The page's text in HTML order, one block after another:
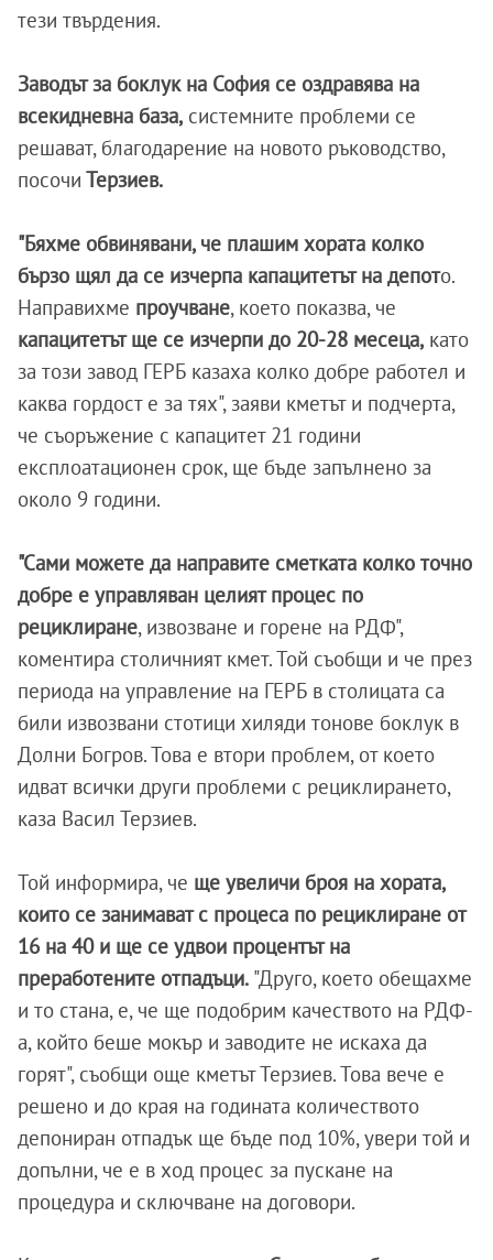
тези твърдения.
Заводът за боклук на София се оздравява на
всекидневна база, системните проблеми се
решават, благодарение на новото ръководство,
посочи Терзиев.
"Бяхме обвинявани, че плашим хората колко
бързо щял да се изчерпа капацитетът на депото.
Направихме проучване, което показва, че
капацитетът ще се изчерпи до 20-28 месеца, като
за този завод ГЕРБ казаха колко добре работел и
каква гордост е за тях", заяви кметът и подчерта,
че съоръжение с капацитет 21 години
експлоатационен срок, ще бъде запълнено за
около 9 години.
"Сами можете да направите сметката колко точно
добре е управляван целият процес по
рециклиране, извозване и горене на РДФ",
коментира столичният кмет. Той съобщи и че през
периода на управление на ГЕРБ в столицата са
били извозвани стотици хиляди тонове боклук в
Долни Богров. Това е втори проблем, от което
идват всички други проблеми с рециклирането,
каза Васил Терзиев.
Той информира, че ще увеличи броя на хората,
които се занимават с процеса по рециклиране от
16 на 40 и ще се удвои процентът на
преработените отпадъци. "Друго, което обещахме
и то стана, е, че ще подобрим качеството на РДФ-
а, който беше мокър и заводите не искаха да
горят", съобщи още кметът Терзиев. Това вече е
решено и до края на годината количеството
депониран отпадък ще бъде под 10%, увери той и
допълни, че е в ход процес за пускане на
процедура и сключване на договори.